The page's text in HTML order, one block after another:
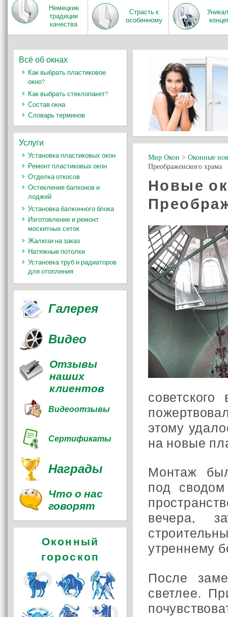
Немецкие
традиции
качества
Страсть к
особенному
Мир Окон > Оконные
Преображенского храма
Новые
этому
на новые
Монтаж
под
вечера,
утреннему
После
светлее.
Всё об окнах
Как выбрать пластиковое
окно?
Как выбрать стеклопакет?
Состав окна
Словарь терминов
Услуги
Установка пластиковых окон
Ремонт пластиковых окон
Отделка откосов
Остекление балконов и
лоджий
Установка балконного блока
Изготовление и ремонт
москитных сеток
Жалюзи на заказ
Натяжные потолки
Установка труб и радиаторов
для отопления
Галерея
Видео
Отзывы
наших
клиентов
Видеоотзывы
Сертификаты
Награды
Что о нас
говорят
Оконный
гороскоп